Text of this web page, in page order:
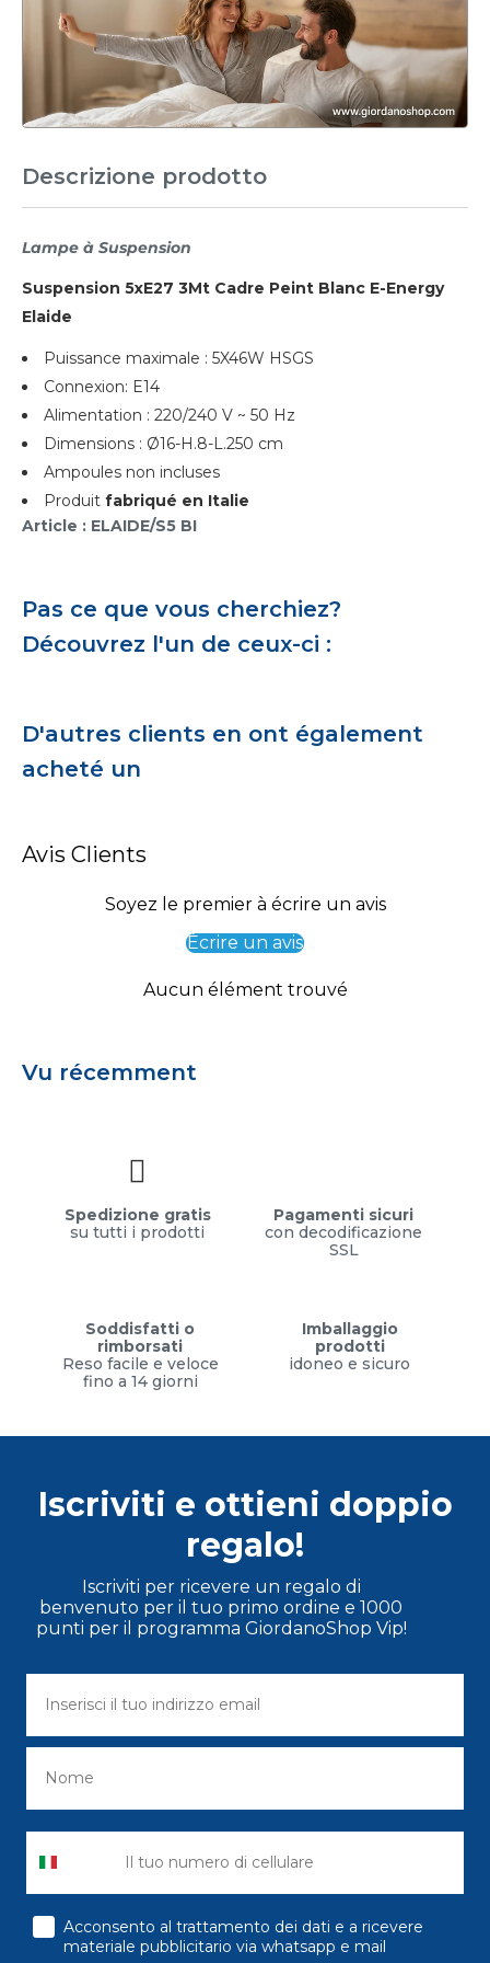
Descrizione prodotto
Lampe à Suspension
Suspension 5xE27 3Mt Cadre Peint Blanc E-Energy
Elaide
Puissance maximale : 5X46W HSGS
Connexion: E14
Alimentation : 220/240 V ~ 50 Hz
Dimensions : Ø16-H.8-L.250 cm
Ampoules non incluses
Produit fabriqué en Italie
Article : ELAIDE/S5 BI
Pas ce que vous cherchiez?
Découvrez l'un de ceux-ci :
D'autres clients en ont également
acheté un
Avis Clients
Soyez le premier à écrire un avis
Écrire un avis
Aucun élément trouvé
Vu récemment
Spedizione gratis
su tutti i prodotti
Pagamenti sicuri
con decodificazione
SSL
Soddisfatti o
rimborsati
Reso facile e veloce
fino a 14 giorni
Imballaggio
prodotti
idoneo e sicuro
Iscriviti e ottieni doppio
regalo!
Iscriviti per ricevere un regalo di
benvenuto per il tuo primo ordine e 1000
punti per il programma GiordanoShop Vip!
consenso
Acconsento al trattamento dei dati e a ricevere
materiale pubblicitario via whatsapp e mail